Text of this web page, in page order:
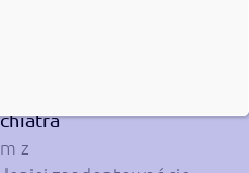
motywacji do
zatrudnienia i udziału w
z